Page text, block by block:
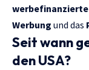
Werbung und das
Seit wann
den USA?